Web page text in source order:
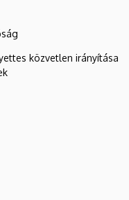
közvetlen irányítása